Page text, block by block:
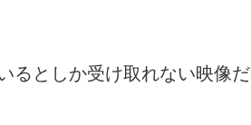
るとしか受け取れない映像だ